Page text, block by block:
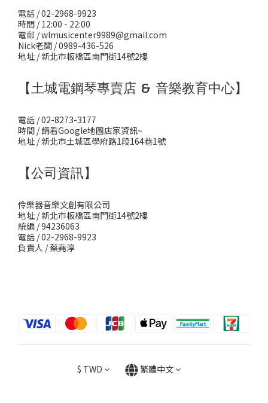
電話 / 02-2968-9923
時間 / 12:00 - 22:00
電郵 / wlmusicenter9989@gmail.com
Nick老闆 / 0989-436-526
地址 / 新北市板橋區南門街14號2樓
【土城電鋼琴專賣店 & 音樂教育中心】
電話 / 02-8273-3177
時間 / 請看Google地圖店家資訊~
地址 / 新北市土城區學府路1段164巷1號
【公司資訊】
伶樂器音樂文創有限公司
地址 / 新北市板橋區南門街14號2樓
統編 / 94236063
電話 / 02-2968-9923
負責人 / 蔡堯淳
$ TWD 繁體中文